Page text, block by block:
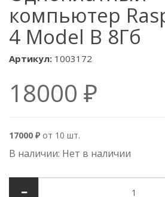
компьютер
4 Model B 8Гб
Артикул: 1003172
18000 ₽
17000 ₽ от 10 шт.
В наличии: Нет в наличии